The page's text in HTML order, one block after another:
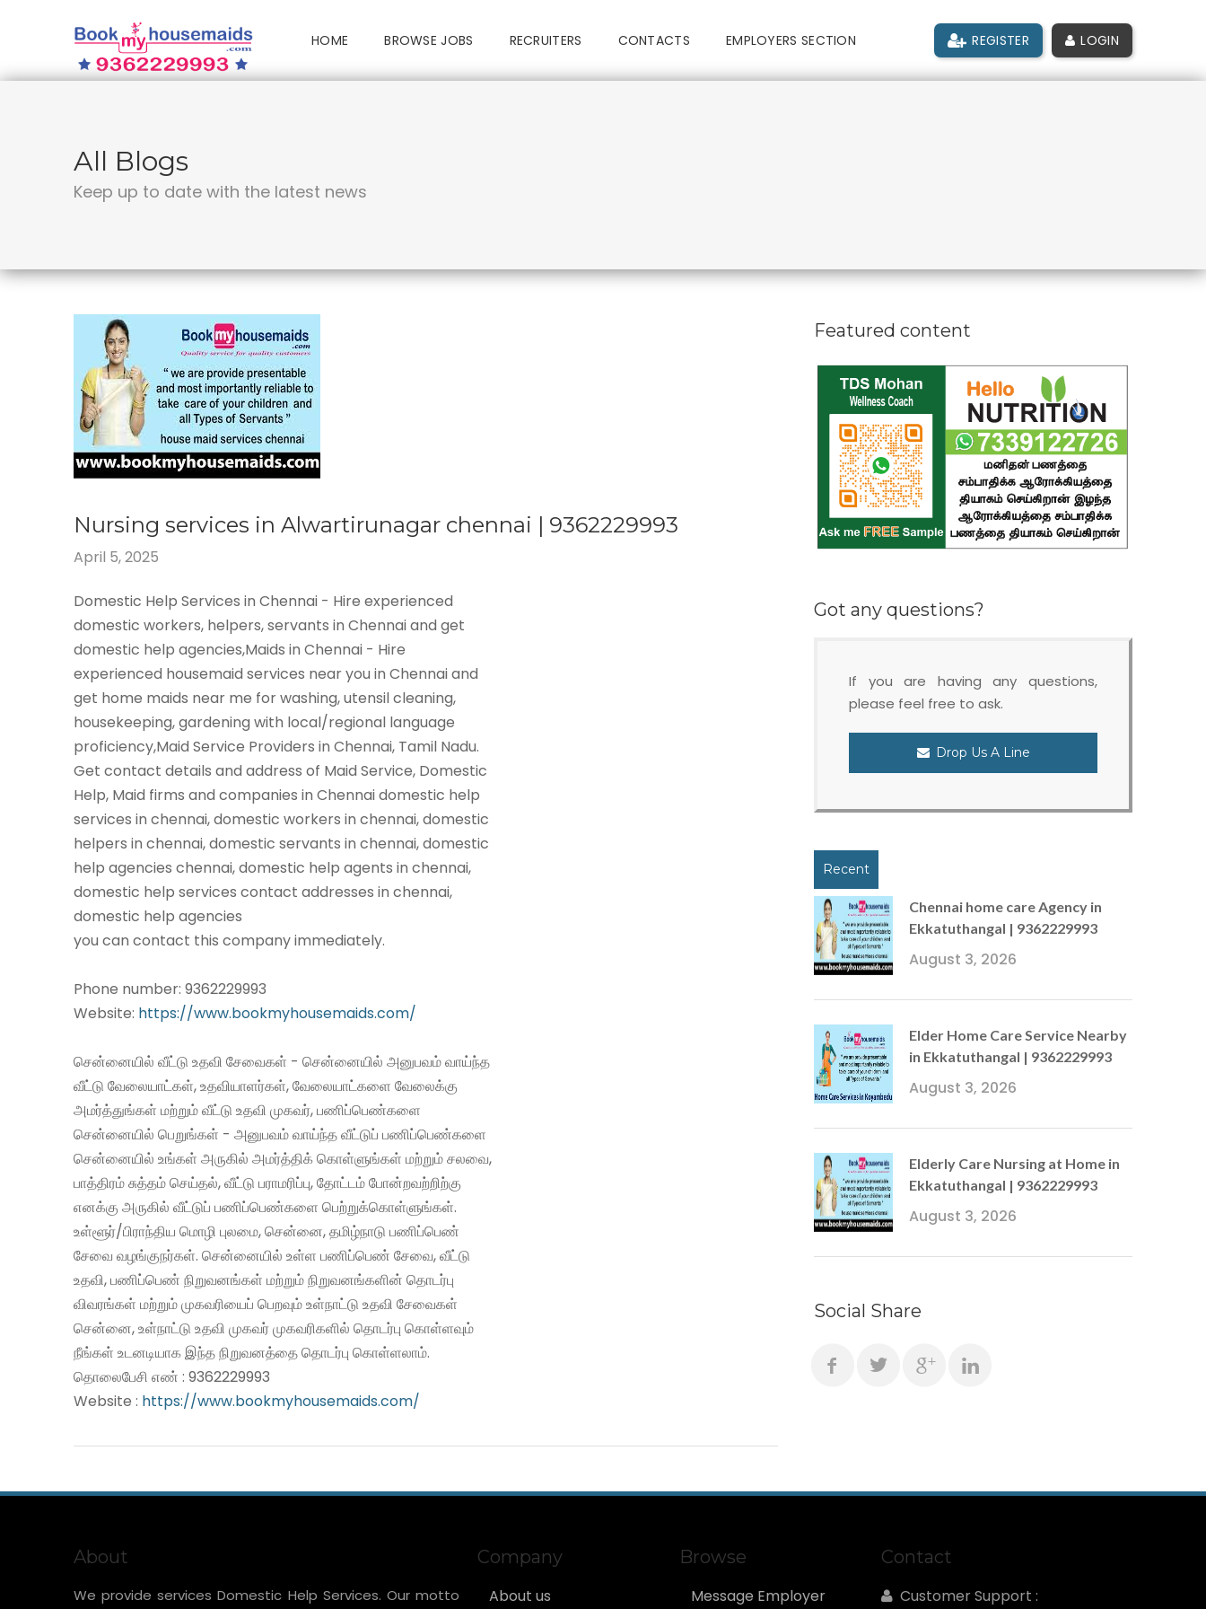
HOME BROWSE JOBS RECRUITERS CONTACTS EMPLOYERS SECTION REGISTER LOGIN
All Blogs
Keep up to date with the latest news
Nursing services in Alwartirunagar chennai | 9362229993
April 5, 2025
Domestic Help Services in Chennai - Hire experienced
domestic workers, helpers, servants in Chennai and get
domestic help agencies,Maids in Chennai - Hire
experienced housemaid services near you in Chennai and
get home maids near me for washing, utensil cleaning,
housekeeping, gardening with local/regional language
proficiency,Maid Service Providers in Chennai, Tamil Nadu.
Get contact details and address of Maid Service, Domestic
Help, Maid firms and companies in Chennai domestic help
services in chennai, domestic workers in chennai, domestic
helpers in chennai, domestic servants in chennai, domestic
help agencies chennai, domestic help agents in chennai,
domestic help services contact addresses in chennai,
domestic help agencies
you can contact this company immediately.
Phone number: 9362229993
Website: https://www.bookmyhousemaids.com/
சென்னையில் வீட்டு உதவி சேவைகள் - சென்னையில் அனுபவம் வாய்ந்த
வீட்டு வேலையாட்கள், உதவியாளர்கள், வேலையாட்களை வேலைக்கு
அமர்த்துங்கள் மற்றும் வீட்டு உதவி முகவர், பணிப்பெண்களை
சென்னையில் பெறுங்கள் - அனுபவம் வாய்ந்த வீட்டுப் பணிப்பெண்களை
சென்னையில் உங்கள் அருகில் அமர்த்திக் கொள்ளுங்கள் மற்றும் சலவை,
பாத்திரம் சுத்தம் செய்தல், வீட்டு பராமரிப்பு, தோட்டம் போன்றவற்றிற்கு
எனக்கு அருகில் வீட்டுப் பணிப்பெண்களை பெற்றுக்கொள்ளுங்கள்.
உள்ளூர்/பிராந்திய மொழி புலமை, சென்னை, தமிழ்நாடு பணிப்பெண்
சேவை வழங்குநர்கள். சென்னையில் உள்ள பணிப்பெண் சேவை, வீட்டு
உதவி, பணிப்பெண் நிறுவனங்கள் மற்றும் நிறுவனங்களின் தொடர்பு
விவரங்கள் மற்றும் முகவரியைப் பெறவும் உள்நாட்டு உதவி சேவைகள்
சென்னை, உள்நாட்டு உதவி முகவர் முகவரிகளில் தொடர்பு கொள்ளவும்
நீங்கள் உடனடியாக இந்த நிறுவனத்தை தொடர்பு கொள்ளலாம்.
தொலைபேசி எண் : 9362229993
Website : https://www.bookmyhousemaids.com/
Featured content
Got any questions?
If you are having any questions,
please feel free to ask.
Drop Us A Line
Recent
Chennai home care Agency in
Ekkatuthangal | 9362229993
August 3, 2026
Elder Home Care Service Nearby
in Ekkatuthangal | 9362229993
August 3, 2026
Elderly Care Nursing at Home in
Ekkatuthangal | 9362229993
August 3, 2026
Social Share
About
We provide services Domestic Help Services. Our motto
Company
About us
Browse
Message Employer
Contact
Customer Support :